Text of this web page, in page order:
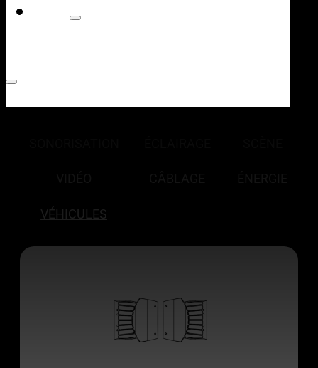
VÉHICULES